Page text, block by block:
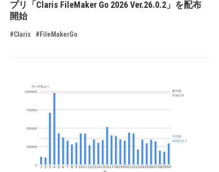
プリ「Claris FileMaker Go 2026 Ver.26.0.2」を配布
開始
#Claris #FileMakerGo